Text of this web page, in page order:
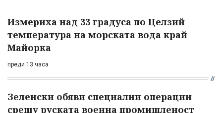
Измериха над 33 градуса по Целзий
температура на морската вода край
Майорка
преди 13 часа
Зеленски обяви специални операции
срещу руската военна промишленост